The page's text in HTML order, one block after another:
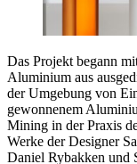
Das Projekt begann
Aluminium aus
der Umgebung von
gewonnenem
Mining in der Praxis
Werke der Designer
Daniel Rybakken und